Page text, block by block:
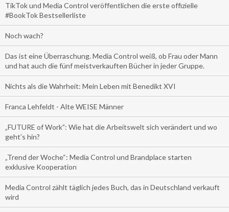
TikTok und Media Control veröffentlichen die erste offizielle
#BookTok Bestsellerliste
Noch wach?
Das ist eine Überraschung. Media Control weiß, ob Frau oder Mann
und hat auch die fünf meistverkauften Bücher in jeder Gruppe.
Nichts als die Wahrheit: Mein Leben mit Benedikt XVI
Franca Lehfeldt - Alte WEISE Männer
„FUTURE of Work”: Wie hat die Arbeitswelt sich verändert und wo
geht’s hin?
„Trend der Woche“: Media Control und Brandplace starten
exklusive Kooperation
Media Control zählt täglich jedes Buch, das in Deutschland verkauft
wird